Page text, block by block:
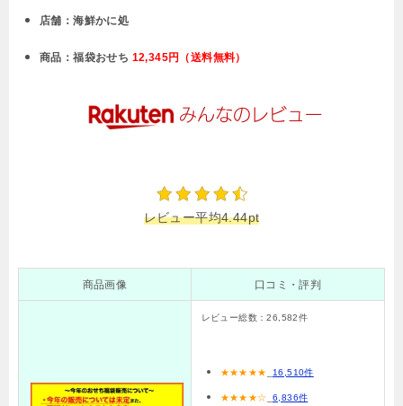
店舗：海鮮かに処
商品：福袋おせち 12,345円（送料無料）
レビュー平均4.44pt
商品画像 口コミ・評判
レビュー総数：26,582件
★★★ ★★ 16,510件
★★★★☆ 6,836件